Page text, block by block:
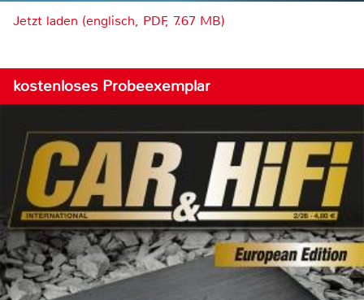
Jetzt laden (englisch, PDF, 7.67 MB)
kostenloses Probeexemplar